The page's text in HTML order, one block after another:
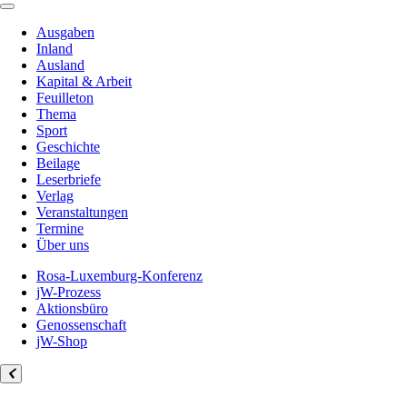
Ausgaben
Inland
Ausland
Kapital & Arbeit
Feuilleton
Thema
Sport
Geschichte
Beilage
Leserbriefe
Verlag
Veranstaltungen
Termine
Über uns
Rosa-Luxemburg-Konferenz
jW-Prozess
Aktionsbüro
Genossenschaft
jW-Shop